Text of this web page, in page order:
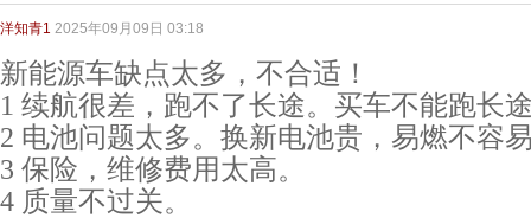
洋知青1 2025年09月09日 03:18
新能源车缺点太多，不合适！
1 续航很差，跑不了长途。买车不能跑长
2 电池问题太多。换新电池贵，易燃不容
3 保险，维修费用太高。
4 质量不过关。